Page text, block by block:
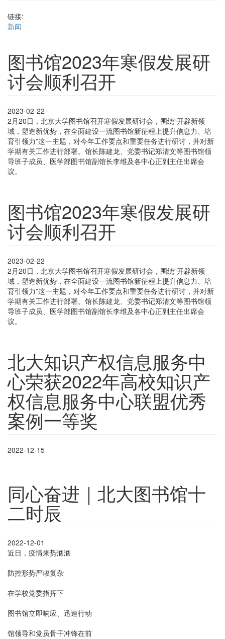
链接:
新闻
图书馆2023年寒假发展研
讨会顺利召开
2023-02-22
2月20日，北京大学图书馆召开寒假发展研讨会，围绕“开辟新领
域，塑造新优势，在全面建设一流图书馆新征程上提升信息力、培
育引领力”这一主题，对今年工作要点和重要任务进行研讨，并对新
学期有关工作进行部署。馆长陈建龙、党委书记郑清文等图书馆领
导班子成员、医学部图书馆副馆长李维及各中心正副主任出席会
议。
图书馆2023年寒假发展研
讨会顺利召开
2023-02-22
2月20日，北京大学图书馆召开寒假发展研讨会，围绕“开辟新领
域，塑造新优势，在全面建设一流图书馆新征程上提升信息力、培
育引领力”这一主题，对今年工作要点和重要任务进行研讨，并对新
学期有关工作进行部署。馆长陈建龙、党委书记郑清文等图书馆领
导班子成员、医学部图书馆副馆长李维及各中心正副主任出席会
议。
北大知识产权信息服务中
心荣获2022年高校知识产
权信息服务中心联盟优秀
案例一等奖
2022-12-15
同心奋进｜北大图书馆十
二时辰
2022-12-01
近日，疫情来势汹汹
防控形势严峻复杂
在学校党委指挥下
图书馆立即响应、迅速行动
馆领导和党员骨干冲锋在前